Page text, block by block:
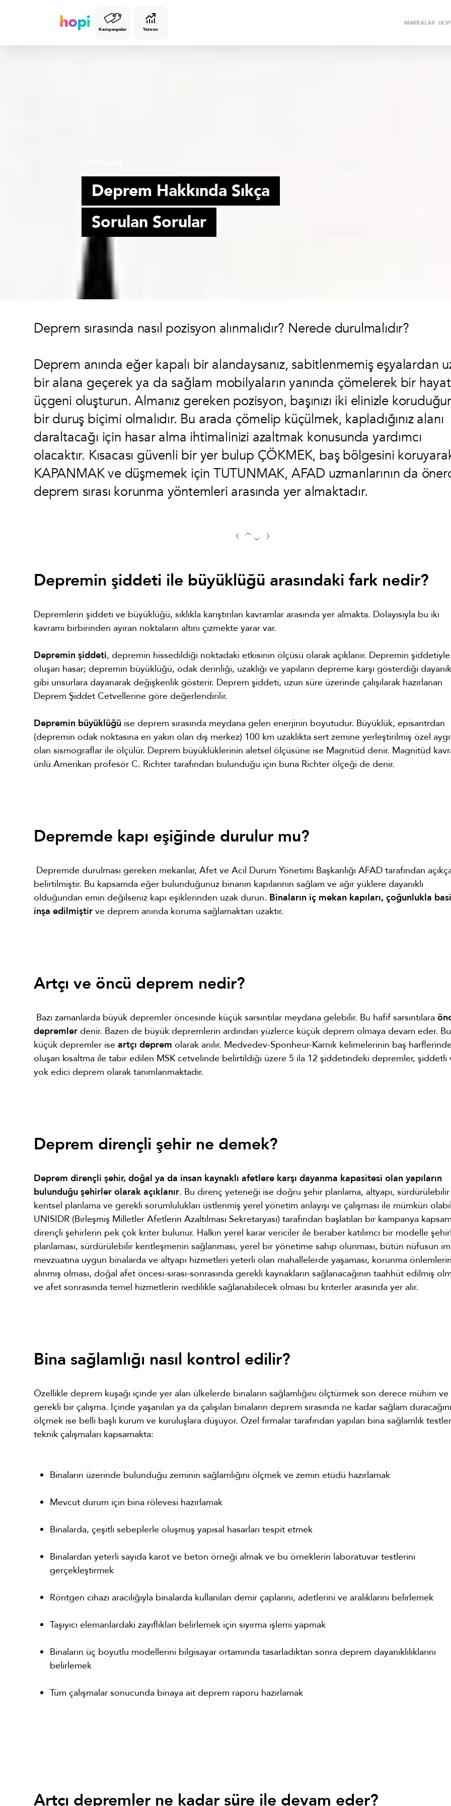
Kampanyalar Yatırım
MARKALAR
Deprem Hakkında Sıkça
Sorulan Sorular
Deprem sırasında nasıl pozisyon alınmalıdır? Nerede durulmalıdır?
Deprem anında eğer kapalı bir alandaysanız, sabitlenmemiş eşyalardan
bir alana geçerek ya da sağlam mobilyaların yanında çömelerek bir hayat
üçgeni oluşturun. Almanız gereken pozisyon, başınızı iki elinizle
bir duruş biçimi olmalıdır. Bu arada çömelip küçülmek, kapladığınız alanı
daraltacağı için hasar alma ihtimalinizi azaltmak konusunda yardımcı
olacaktır. Kısacası güvenli bir yer bulup ÇÖKMEK, baş bölgesini
KAPANMAK ve düşmemek için TUTUNMAK, AFAD uzmanlarının da
deprem sırası korunma yöntemleri arasında yer almaktadır.
Depremin şiddeti ile büyüklüğü arasındaki fark nedir?
Depremlerin şiddeti ve büyüklüğü, sıklıkla karıştırılan kavramlar arasında yer almakta. Dolayısıyla bu iki
kavramı birbirinden ayıran noktaların altını çizmekte yarar var.
Depremin şiddeti, depremin hissedildiği noktadaki etkisinin ölçüsü olarak açıklanır. Depremin şiddetiyle
oluşan hasar; depremin büyüklüğü, odak derinliği, uzaklığı ve yapıların depreme karşı gösterdiği
gibi unsurlara dayanarak değişkenlik gösterir. Deprem şiddeti, uzun süre üzerinde çalışılarak hazırlanan
Deprem Şiddet Cetvellerine göre değerlendirilir.
Depremin büyüklüğü ise deprem sırasında meydana gelen enerjinin boyutudur. Büyüklük, episantrdan
(depremin odak noktasına en yakın olan dış merkez) 100 km uzaklıkta sert zemine yerleştirilmiş özel
olan sismograflar ile ölçülür. Deprem büyüklüklerinin aletsel ölçüsüne ise Magnitüd denir. Magnitüd
ünlü Amerikan profesör C. Richter tarafından bulunduğu için buna Richter ölçeği de denir.
Depremde kapı eşiğinde durulur mu?
Depremde durulması gereken mekanlar, Afet ve Acil Durum Yönetimi Başkanlığı AFAD tarafından
belirtilmiştir. Bu kapsamda eğer bulunduğunuz binanın kapılarının sağlam ve ağır yüklere dayanıklı
olduğundan emin değilseniz kapı eşiklerinden uzak durun. Binaların iç mekan kapıları, çoğunlukla
inşa edilmiştir ve deprem anında koruma sağlamaktan uzaktır.
Artçı ve öncü deprem nedir?
Bazı zamanlarda büyük depremler öncesinde küçük sarsıntılar meydana gelebilir. Bu hafif sarsıntılara
depremler denir. Bazen de büyük depremlerin ardından yüzlerce küçük deprem olmaya devam eder. Bu
küçük depremler ise artçı deprem olarak anılır. Medvedev-Sponheur-Karnik kelimelerinin baş
oluşan kısaltma ile tabir edilen MSK cetvelinde belirtildiği üzere 5 ila 12 şiddetindeki depremler, şiddetli
yok edici deprem olarak tanımlanmaktadır.
Deprem dirençli şehir ne demek?
Deprem dirençli şehir, doğal ya da insan kaynaklı afetlere karşı dayanma kapasitesi olan yapıların
bulunduğu şehirler olarak açıklanır. Bu direnç yeteneği ise doğru şehir planlama, altyapı, sürdürülebilir
kentsel planlama ve gerekli sorumlulukları üstlenmiş yerel yönetim anlayışı ve çalışması ile mümkün
UNISIDR (Birleşmiş Milletler Afetlerin Azaltılması Sekretaryası) tarafından başlatılan bir kampanya
dirençli şehirlerin pek çok kriter bulunur. Halkın yerel karar vericiler ile beraber katılımcı bir modelle
planlaması, sürdürülebilir kentleşmenin sağlanması, yerel bir yönetime sahip olunması, bütün nüfusun
mevzuatına uygun binalarda ve altyapı hizmetleri yeterli olan mahallelerde yaşaması, korunma
alınmış olması, doğal afet öncesi-sırası-sonrasında gerekli kaynakların sağlanacağının taahhüt edilmiş
ve afet sonrasında temel hizmetlerin ivedilikle sağlanabilecek olması bu kriterler arasında yer alır.
Bina sağlamlığı nasıl kontrol edilir?
Özellikle deprem kuşağı içinde yer alan ülkelerde binaların sağlamlığını ölçtürmek son derece mühim ve
gerekli bir çalışma. İçinde yaşanılan ya da çalışılan binaların deprem sırasında ne kadar sağlam duracağını
ölçmek ise belli başlı kurum ve kuruluşlara düşüyor. Özel firmalar tarafından yapılan bina sağlamlık
teknik çalışmaları kapsamakta:
Binaların üzerinde bulunduğu zeminin sağlamlığını ölçmek ve zemin etüdü hazırlamak
Mevcut durum için bina rölevesi hazırlamak
Binalarda, çeşitli sebeplerle oluşmuş yapısal hasarları tespit etmek
Binalardan yeterli sayıda karot ve beton örneği almak ve bu örneklerin laboratuvar testlerini
gerçekleştirmek
Röntgen cihazı aracılığıyla binalarda kullanılan demir çaplarını, adetlerini ve aralıklarını belirlemek
Taşıyıcı elemanlardaki zayıflıkları belirlemek için sıyırma işlemi yapmak
Binaların üç boyutlu modellerini bilgisayar ortamında tasarladıktan sonra deprem dayanıklılıklarını
belirlemek
Tüm çalışmalar sonucunda binaya ait deprem raporu hazırlamak
Artçı depremler ne kadar süre ile devam eder?